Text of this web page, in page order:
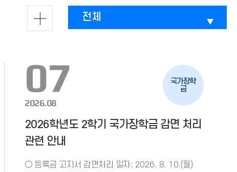
전체
일반/행사/모집
장학금
국가장학
금
07
2026.08
2026학년도 2학기 국가장학금 감면 처리
관련 안내
○ 등록금 고지서 감면처리 일자: 2026. 8. 10.(월)